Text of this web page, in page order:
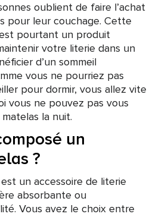
oublient de faire l’achat
pour leur couchage. Cette
pourtant un produit
votre literie dans un
d’un sommeil
vous ne pourriez pas
pour dormir, vous allez vite
vous ne pouvez pas vous
la nuit.
un
?
un accessoire de literie
absorbante ou
Vous avez le choix entre